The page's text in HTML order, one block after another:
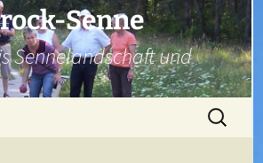
Senne
Sennelandschaft und
Suchen
nach: